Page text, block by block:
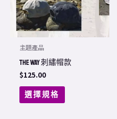
主題產品
THE WAY 刺繡帽款
$125.00
選擇規格
options
may
be
on
product